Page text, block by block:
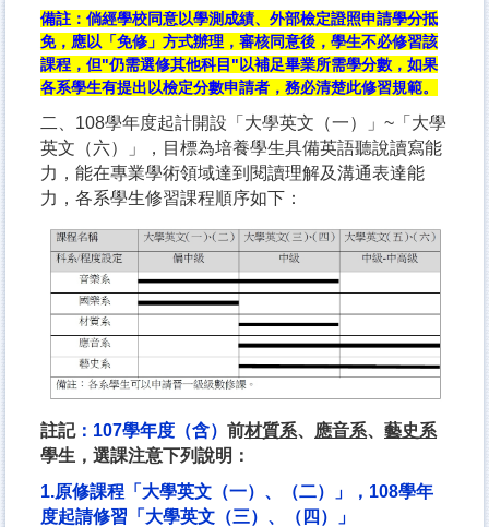
備註：倘經學校同意以學測成績、外部檢定證照申請學分抵
免，應以「免修」方式辦理，審核同意後，學生不必修習該
課程，但"仍需選修其他科目"以補足畢業所需學分數，如果
各系學生有提出以檢定分數申請者，務必清楚此修習規範。
二、108學年度起計開設「大學英文（一）」~「大學
英文（六）」，目標為培養學生具備英語聽說讀寫能
力，能在專業學術領域達到閱讀理解及溝通表達能
力，各系學生修習課程順序如下：
註記：107學年度（含） 前材質系、 應音系、 藝史系
學生，選課注意下列說明：
1.原修課程「大學英文（一）、（二）」，108學年
度起請修習「大學英文（三）、（四）」